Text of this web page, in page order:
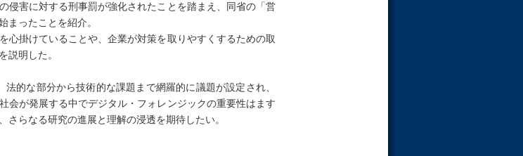
侵害に対する刑事罰が強化されたことを踏まえ、同省の「営
まったことを紹介。
心掛けていることや、企業が対策を取りやすくするための取
説明した。
的な部分から技術的な課題まで網羅的に議題が設定され、
会が発展する中でデジタル・フォレンジックの重要性はます
さらなる研究の進展と理解の浸透を期待したい。